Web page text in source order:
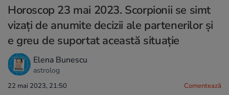
Horoscop 23 mai 2023. Scorpionii se simt
vizați de anumite decizii ale partenerilor și
e greu de suportat această situație
Elena Bunescu
astrolog
22 mai 2023, 21:50 Comentează